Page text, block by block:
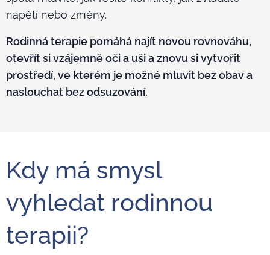
napětí nebo změny.
Rodinná terapie pomáhá najít novou rovnováhu,
otevřít si vzájemně oči a uši a znovu si vytvořit
prostředí, ve kterém je možné mluvit bez obav a
naslouchat bez odsuzování.
Kdy má smysl
vyhledat rodinnou
terapii?